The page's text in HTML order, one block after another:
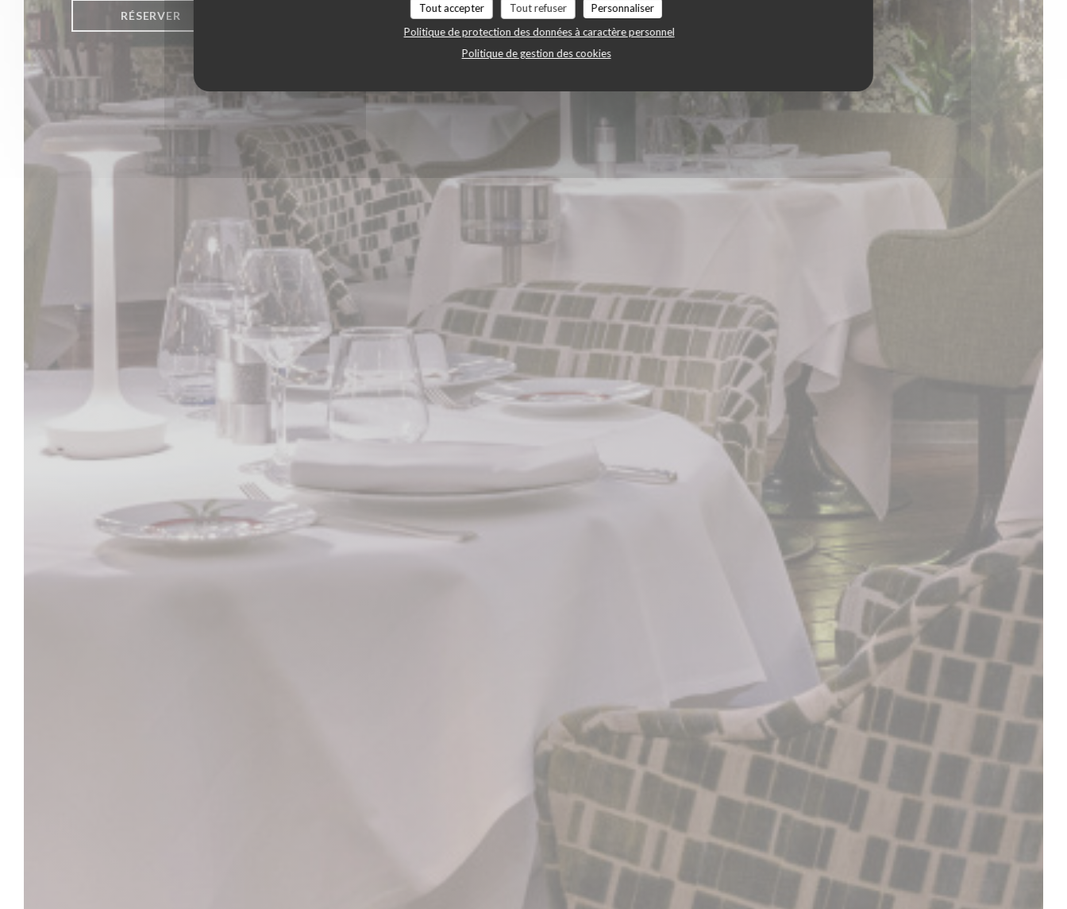
Tout accepter Tout refuser
Personnaliser
Politique de protection des données à caractère personnel
Politique de gestion des cookies
RÉSERVER